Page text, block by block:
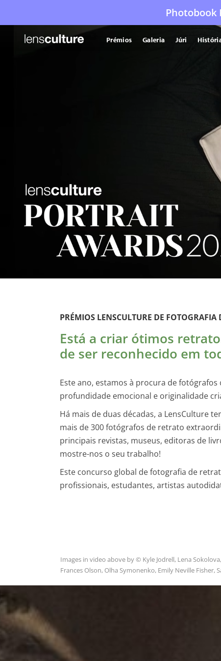
Photobook
Prémios Galeria Júri
PRÉMIOS LENSCULTURE DE FOTOGRAFIA
Está a criar ótimos
de ser reconhecido em
Este ano, estamos à procura de
profundidade emocional e originalidade
Há mais de duas décadas, a LensCulture
mais de 300 fotógrafos de retrato
principais revistas, museus, editoras de
mostre-nos o seu trabalho!
Este concurso global de fotografia de
profissionais, estudantes, artistas
Images in video above by © Kyle Jodrell, Lena
Frances Olson, Olha Symonenko, Emily Neville Fisher,